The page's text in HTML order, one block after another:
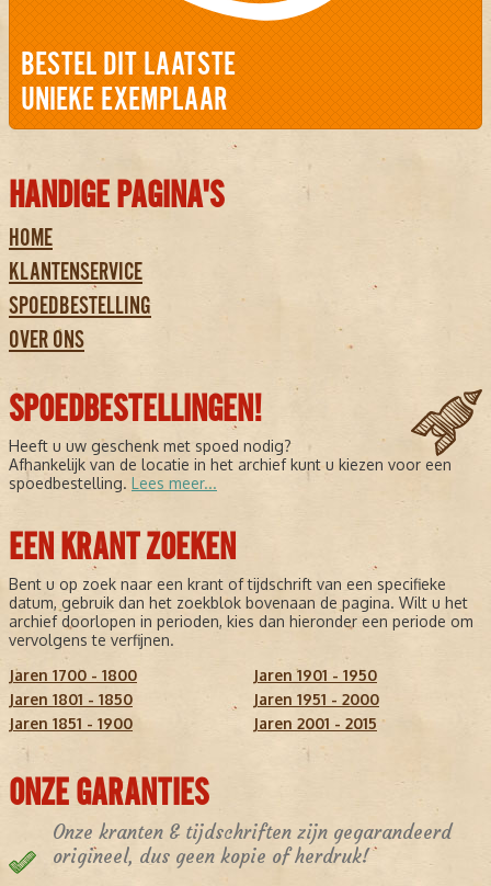
BESTEL DIT LAATSTE
UNIEKE EXEMPLAAR
HANDIGE PAGINA'S
HOME
KLANTENSERVICE
SPOEDBESTELLING
OVER ONS
SPOEDBESTELLINGEN!
Heeft u uw geschenk met spoed nodig?
Afhankelijk van de locatie in het archief kunt u kiezen voor een
spoedbestelling. Lees meer...
EEN KRANT ZOEKEN
Bent u op zoek naar een krant of tijdschrift van een specifieke
datum, gebruik dan het zoekblok bovenaan de pagina. Wilt u het
archief doorlopen in perioden, kies dan hieronder een periode om
vervolgens te verfijnen.
Jaren 1700 - 1800
Jaren 1801 - 1850
Jaren 1851 - 1900
Jaren 1901 - 1950
Jaren 1951 - 2000
Jaren 2001 - 2015
ONZE GARANTIES
Onze kranten & tijdschriften zijn gegarandeerd
origineel, dus geen kopie of herdruk!